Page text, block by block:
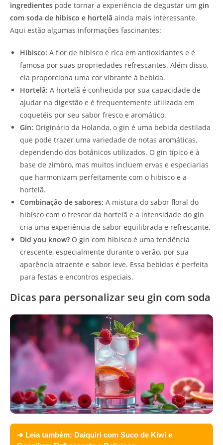
ingredientes pode tornar a experiência de degustar um gin
com soda de hibisco e hortelã ainda mais interessante.
Aqui estão algumas informações fascinantes:
Hibisco: A flor de hibisco é rica em antioxidantes e é
famosa por suas propriedades refrescantes. Além disso,
ela proporciona uma cor vibrante à bebida.
Hortelã: A hortelã é conhecida por sua capacidade de
ajudar na digestão e é frequentemente utilizada em
coquetéis por seu sabor fresco e aromático.
Gin: Originário da Holanda, o gin é uma bebida destilada
que pode trazer uma variedade de notas aromáticas,
dependendo dos botânicos utilizados. O gin típico é à
base de zimbro, mas muitos incluem ervas e especiarias
que harmonizam perfeitamente com o hibisco e a
hortelã.
Combinação de sabores: A mistura do sabor floral do
hibisco com o frescor da hortelã e a intensidade do gin
cria uma experiência de sabor equilibrada e refrescante.
Did you know? O gin com hibisco é uma tendência
crescente, especialmente durante o verão, por sua
aparência atraente e sabor leve. Essa bebidas é perfeita
para festas e encontros especiais.
Dicas para personalizar seu gin com soda
➜ Leia também: Daiquiri com Suco de Kiwi e